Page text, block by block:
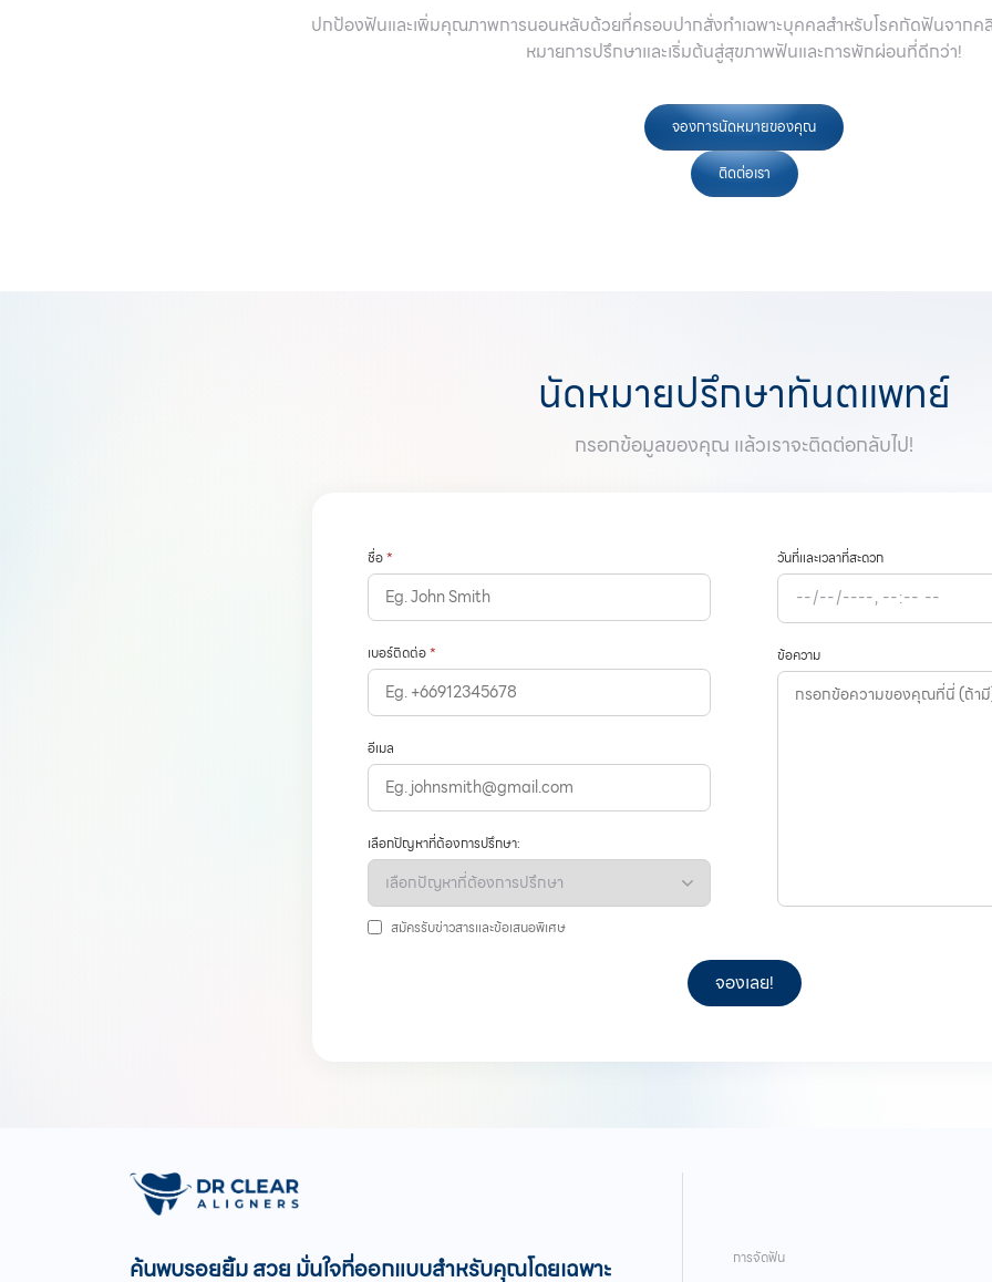
ปกป้องฟันและเพิ่มคุณภาพการนอนหลับด้วยที่ครอบปากสั่งทำเฉพาะบุคคลสำหรับโรคกัดฟันจากค
หมายการปรึกษาและเริ่มต้นสู่สุขภาพฟันและการพักผ่อนที่ดีกว่า!
จองการนัดหมายของคุณ
ติดต่อเรา
นัดหมายปรึกษาทันตแพทย์
กรอกข้อมูลของคุณ แล้วเราจะติดต่อกลับไป!
ชื่อ*
เบอร์ติดต่อ*
อีเมล
เลือกปัญหาที่ต้องการปรึกษา:
วันที่และเวลาที่สะดวก
ข้อความ
สมัครรับข่าวสารและข้อเสนอพิเศษ
ค้นพบรอยยิ้ม สวย มั่นใจที่ออกแบบสำหรับคุณโดยเฉพาะ การจัดฟัน